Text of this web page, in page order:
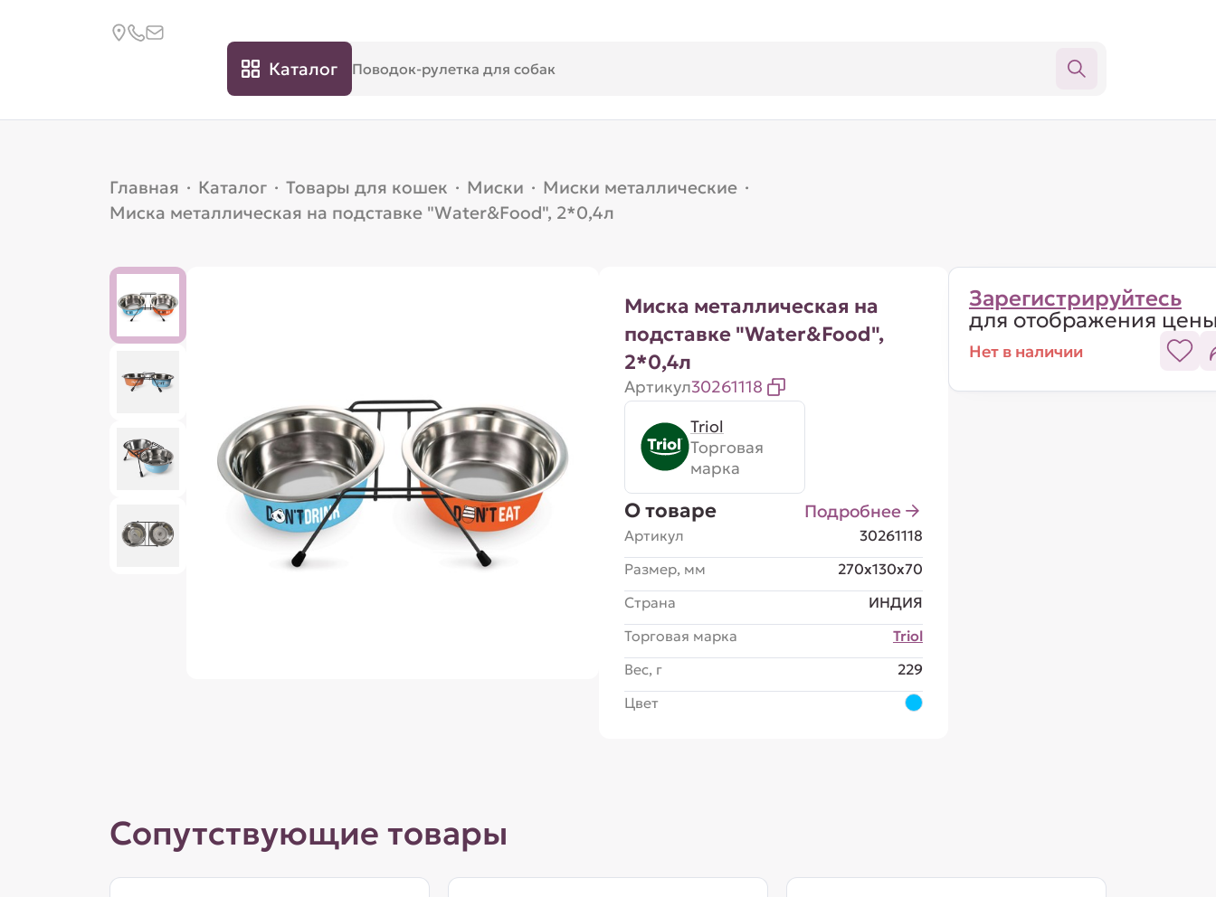
Каталог
Главная · Каталог · Товары для кошек · Миски · Миски металлические ·
Миска металлическая на подставке "Water&Food", 2*0,4л
Миска металлическая на
подставке "Water&Food",
2*0,4л
Артикул30261118
Triol
Торговая
марка
О товаре Подробнее
Артикул
30261118
Размер, мм
270x130x70
Страна
ИНДИЯ
Торговая марка
Triol
Вес, г
229
Цвет
Зарегистрируйтесь
для отображения
Нет в наличии
Сопутствующие товары